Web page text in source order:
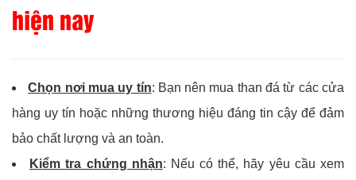
hiện nay
Chọn nơi mua uy tín: Bạn nên mua than đá từ các cửa
hàng uy tín hoặc những thương hiệu đáng tin cậy để đảm
bảo chất lượng và an toàn.
Kiểm tra chứng nhận: Nếu có thể, hãy yêu cầu xem